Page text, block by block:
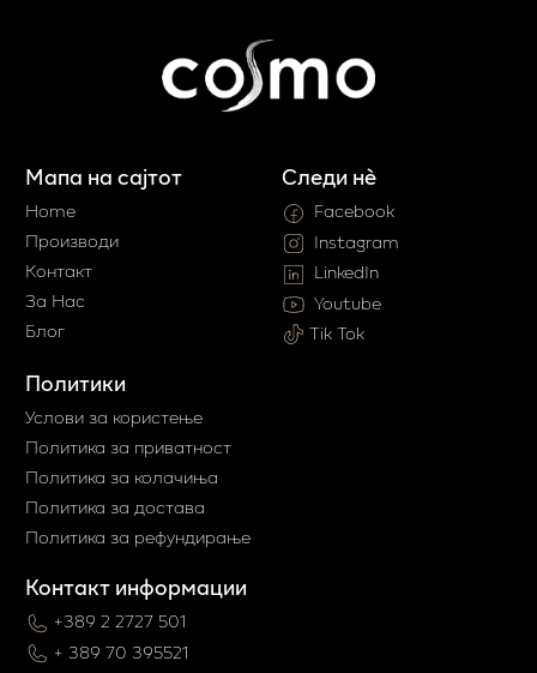
Мапа на сајтот
Home
Производи
Контакт
За Нас
Блог
Политики
Услови за користење
Политика за приватност
Политика за колачиња
Политика за достава
Политика за рефундирање
Контакт информации
+389 2 2727 501
+ 389 70 395521
Следи нè
Facebook
Instagram
LinkedIn
Youtube
Tik Tok